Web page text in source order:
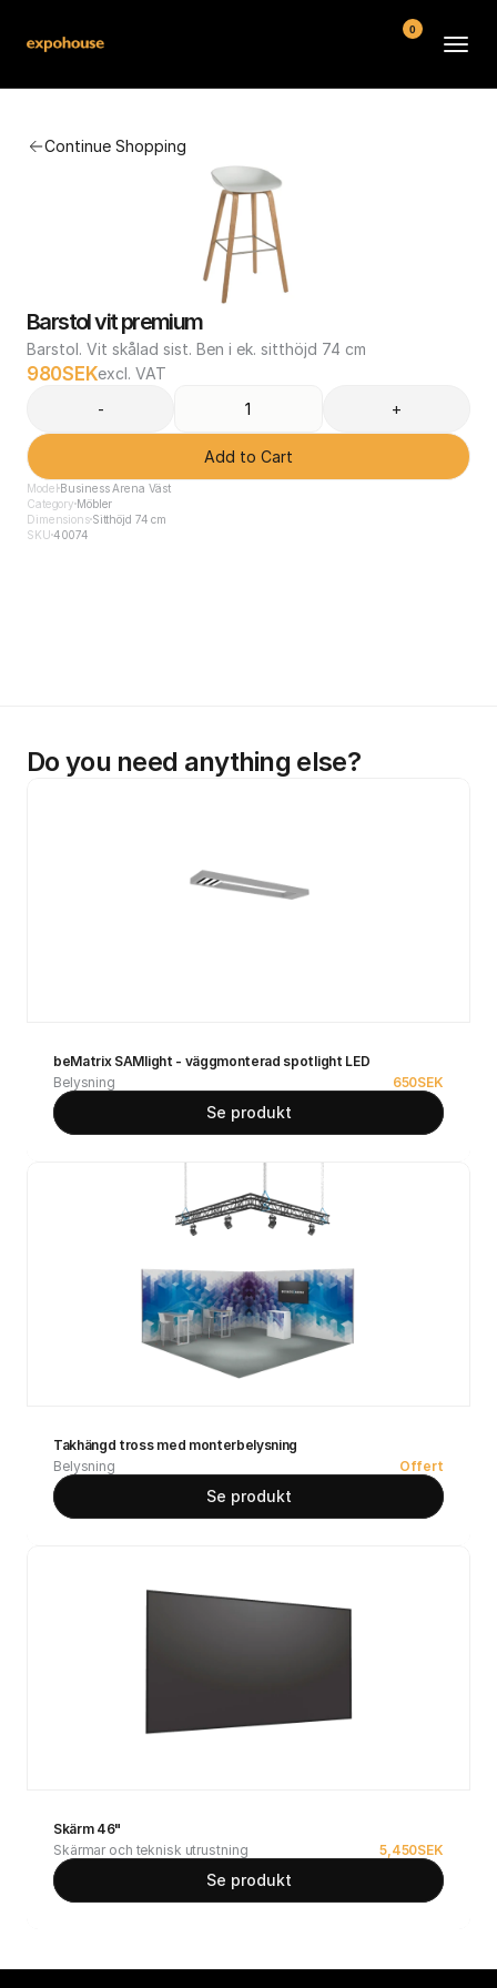
Continue Shopping
Barstol vit premium
Barstol. Vit skålad sist. Ben i ek. sitthöjd 74 cm
980SEKexcl. VAT
-
+
Add to Cart
Model Business Arena Väst
Category Möbler
DimensionsSitthöjd 74 cm
SKU 40074
Do you need anything else?
beMatrix SAMlight - väggmonterad spotlight LED
Belysning
650SEK
Se produkt
Takhängd tross med monterbelysning
Belysning
Offert
Se produkt
Skärm 46"
Skärmar och teknisk utrustning
5,450SEK
Se produkt
FAQ
Contact
Conditions
0